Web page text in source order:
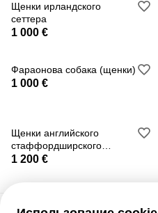
Щенки ирландского
сеттера
1 000 €
Фараонова собака (щенки)
1 000 €
Щенки английского
стаффордширского
бультерьера
1 200 €